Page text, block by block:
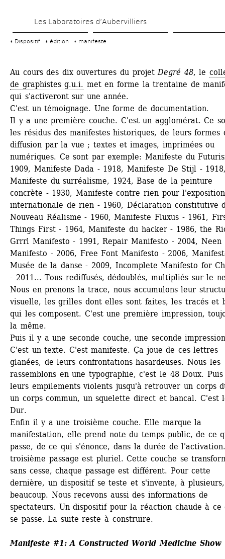
au
contenu
Les Laboratoires d’Aubervilliers
Dispositif édition manifeste
Au cours des dix ouvertures du projet Degré 48, le
de graphistes g.u.i. met en forme la trentaine de
qui s'activeront sur une année.
C'est un témoignage. Une forme de documentation.
Il y a une première couche. C'est un agglomérat. Ce
les résidus des manifestes historiques, de leurs formes
diffusion par la vue ; textes et images, imprimées ou
numériques. Ce sont par exemple: Manifeste du
1909, Manifeste Dada - 1918, Manifeste De Stijl -
Manifeste du surréalisme, 1924, Base de la peinture
concrète - 1930, Manifeste contre rien pour l'exposition
internationale de rien - 1960, Déclaration constitutive
Nouveau Réalisme - 1960, Manifeste Fluxus - 1961,
Things First - 1964, Manifeste du hacker - 1986, the
Grrrl Manifesto - 1991, Repair Manifesto - 2004, Neen
Manifesto - 2006, Free Font Manifesto - 2006,
Musée de la danse - 2009, Incomplete Manifesto for
- 2011... Tous rediffusés, dédoublés, multipliés sur le
Nous en prenons la trace, nous accumulons leur
visuelle, les grilles dont elles sont faites, les tracés et
qui les composent. C'est une première impression,
la même.
Puis il y a une seconde couche, une seconde
C'est un texte. C'est manifeste. Ça joue de ces lettres
glanées, de leurs confrontations hasardeuses. Nous les
rassemblons en une typographie, c'est le 48 Doux. Puis
leurs empilements violents jusqu'à retrouver un corps
un corps commun, un squelette direct et bancal. C'est
Dur.
Enfin il y a une troisième couche. Elle marque la
manifestation, elle prend note du temps public, de ce
passe, de ce qui s'énonce, dans la durée de
troisième passage est pluriel. Cette couche se
sans cesse, chaque passage est différent. Pour cette
dernière, un dispositif se teste et s'invente, à
beaucoup. Nous recevons aussi des informations de
spectateurs. Un dispositif pour la réaction chaude à ce
se passe. La suite reste à construire.
Manifeste #1: A Constructed World Medicine Show